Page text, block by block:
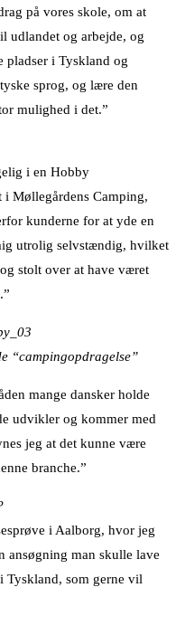
på vores skole, om at
udlandet og arbejde, og
i Tyskland og
sprog, og lære den
mulighed i det.”
i en Hobby
Møllegårdens Camping,
kunderne for at yde en
utrolig selvstændig, hvilket
stolt over at have været
“campingopdragelse”
mange dansker holde
udvikler og kommer med
jeg at det kunne være
branche.”
i Aalborg, hvor jeg
ansøgning man skulle lave
Tyskland, som gerne vil